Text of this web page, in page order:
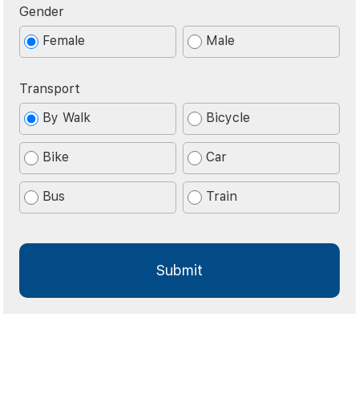
Gender
Female
Male
Transport
By Walk
Bicycle
Bike Car
Bus Train